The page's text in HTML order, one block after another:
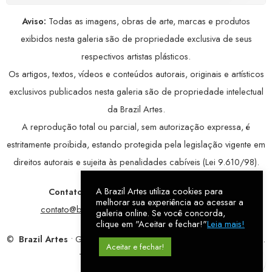
Aviso: Todas as imagens, obras de arte, marcas e produtos
exibidos nesta galeria são de propriedade exclusiva de seus
respectivos artistas plásticos.
Os artigos, textos, vídeos e conteúdos autorais, originais e artísticos
exclusivos publicados nesta galeria são de propriedade intelectual
da Brazil Artes.
A reprodução total ou parcial, sem autorização expressa, é
estritamente proibida, estando protegida pela legislação vigente em
direitos autorais e sujeita às penalidades cabíveis (Lei 9.610/98).
Contatos: WhatsApp:79 9998-1221/ E-mail:
contato@brazilartes.com/ Instagram:@brazilartes
© Brazil Artes • Galeria Online.9 anosde história (2017 – 2026).
Todos os direitos reservados!
A Brazil Artes utiliza cookies para
melhorar sua experiência ao acessar a
galeria online. Se você concorda,
clique em "Aceitar e fechar!"Leia mais!
Aceitar e fechar!